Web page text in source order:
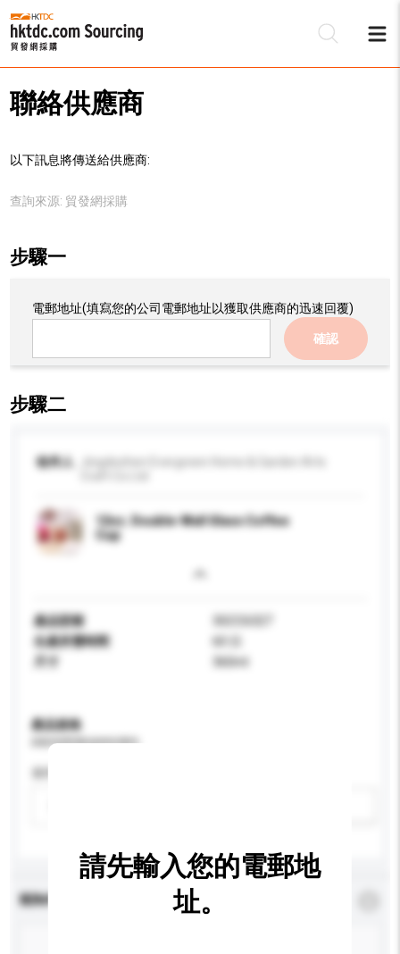
聯絡供應商
以下訊息將傳送給供應商:
查詢來源: 貿發網採購
步驟一
電郵地址(填寫您的公司電郵地址以獲取供應商的迅速回覆)
確認
步驟二
收件人
12oz. Double-Wall Glass Coffee
Cup
產品型號
3GCC6327
生產所需時間
60 日
360ml
產品規格
請提供您對產品的特定要求。
查詢內容
請先輸入您的電郵地
址。